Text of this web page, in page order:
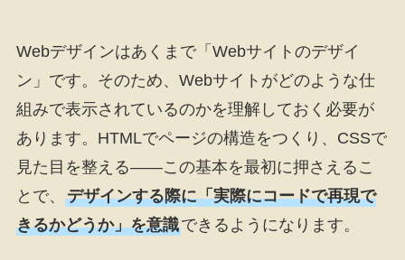
Webデザインはあくまで「Webサイトのデザイ
ン」です。そのため、Webサイトがどのような仕
組みで表示されているのかを理解しておく必要が
あります。HTMLでページの構造をつくり、CSSで
見た目を整える——この基本を最初に押さえるこ
とで、 デザインする際に「実際にコードで再現で
きるかどうか」を意識できるようになります。